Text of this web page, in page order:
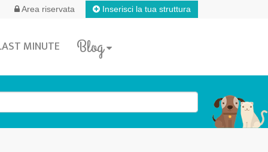
Area riservata Inserisci la tua struttura
MINUTE Blog